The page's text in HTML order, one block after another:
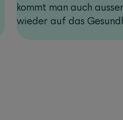
kommt man auch
wieder auf das